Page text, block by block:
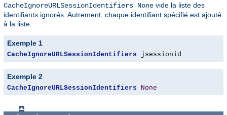
CacheIgnoreURLSessionIdentifiers None vide la liste des
identifiants ignorés. Autrement, chaque identifiant spécifié est ajouté
à la liste.
Exemple 1
CacheIgnoreURLSessionIdentifiers jsessionid
Exemple 2
CacheIgnoreURLSessionIdentifiers None